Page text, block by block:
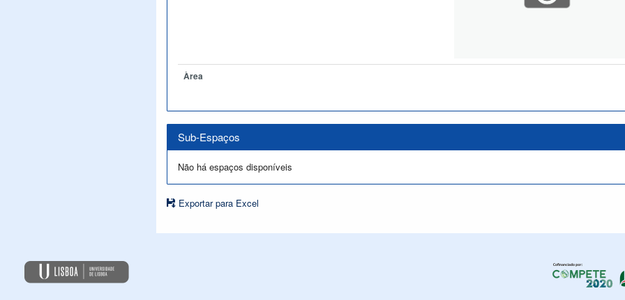
Àrea
Sub-Espaços
Não há espaços disponíveis
Exportar para Excel